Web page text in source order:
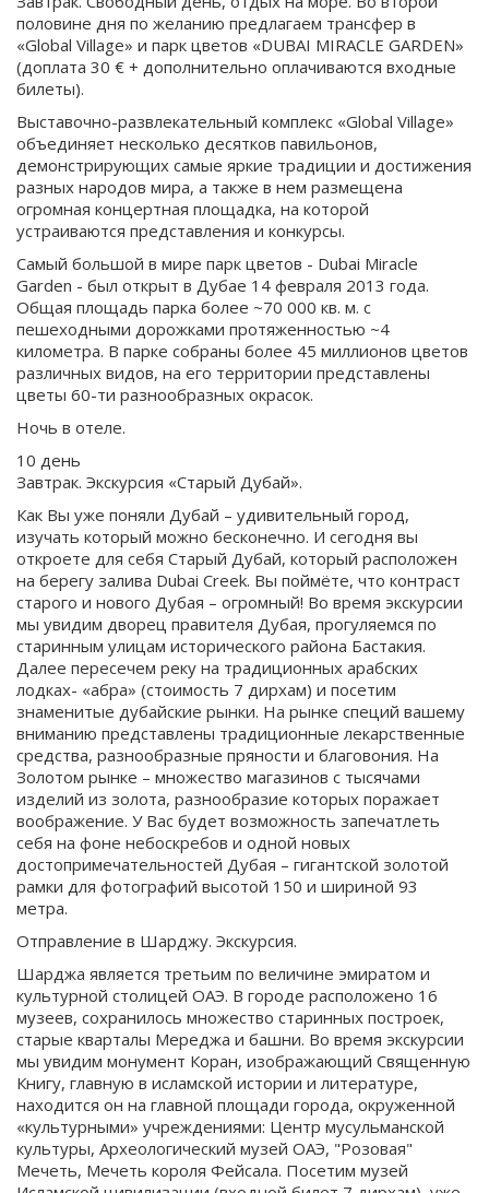
половине дня по желанию предлагаем трансфер в
«Global Village» и парк цветов «DUBAI MIRACLE GARDEN»
(доплата 30 € + дополнительно оплачиваются входные
билеты).
Выставочно-развлекательный комплекс «Global Village»
объединяет несколько десятков павильонов,
демонстрирующих самые яркие традиции и достижения
разных народов мира, а также в нем размещена
огромная концертная площадка, на которой
устраиваются представления и конкурсы.
Самый большой в мире парк цветов - Dubai Miracle
Garden - был открыт в Дубае 14 февраля 2013 года.
Общая площадь парка более ~70 000 кв. м. с
пешеходными дорожками протяженностью ~4
километра. В парке собраны более 45 миллионов цветов
различных видов, на его территории представлены
цветы 60-ти разнообразных окрасок.
Ночь в отеле.
10 день
Завтрак. Экскурсия «Старый Дубай».
Как Вы уже поняли Дубай – удивительный город,
изучать который можно бесконечно. И сегодня вы
откроете для себя Старый Дубай, который расположен
на берегу залива Dubai Creek. Вы поймёте, что контраст
старого и нового Дубая – огромный! Во время экскурсии
мы увидим дворец правителя Дубая, прогуляемся по
старинным улицам исторического района Бастакия.
Далее пересечем реку на традиционных арабских
лодках- «абра» (стоимость 7 дирхам) и посетим
знаменитые дубайские рынки. На рынке специй вашему
вниманию представлены традиционные лекарственные
средства, разнообразные пряности и благовония. На
Золотом рынке – множество магазинов с тысячами
изделий из золота, разнообразие которых поражает
воображение. У Вас будет возможность запечатлеть
себя на фоне небоскребов и одной новых
достопримечательностей Дубая – гигантской золотой
рамки для фотографий высотой 150 и шириной 93
метра.
Отправление в Шарджу. Экскурсия.
Шарджа является третьим по величине эмиратом и
культурной столицей ОАЭ. В городе расположено 16
музеев, сохранилось множество старинных построек,
старые кварталы Мереджа и башни. Во время экскурсии
мы увидим монумент Коран, изображающий Священную
Книгу, главную в исламской истории и литературе,
находится он на главной площади города, окруженной
«культурными» учреждениями: Центр мусульманской
культуры, Археологический музей ОАЭ, "Розовая"
Мечеть, Мечеть короля Фейсала. Посетим музей